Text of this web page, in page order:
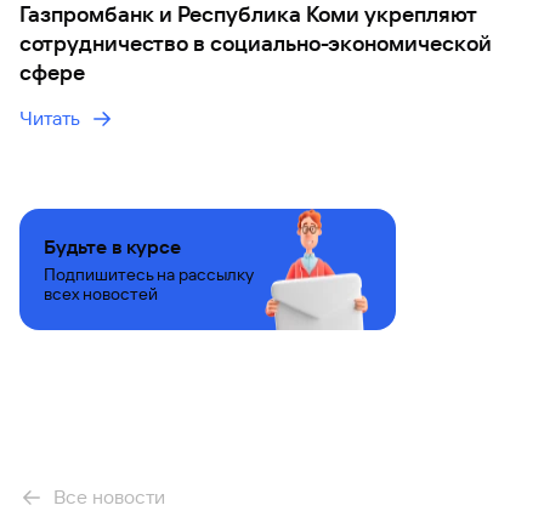
Все новости
Газпромбанк и Республика Коми укрепляют
сотрудничество в социально-экономической
сфере
Читать
Будьте в курсе
Подпишитесь на рассылку
всех новостей